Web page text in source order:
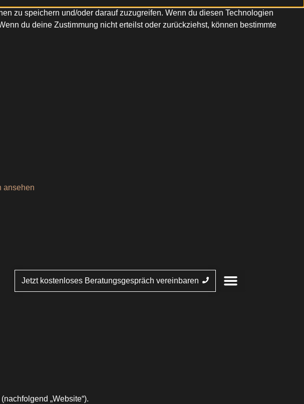
zu speichern und/oder darauf zuzugreifen. Wenn du diesen Technologien
du deine Zustimmung nicht erteilst oder zurückziehst, können bestimmte
ansehen
Jetzt kostenloses Beratungsgespräch vereinbaren
(nachfolgend „Website“).